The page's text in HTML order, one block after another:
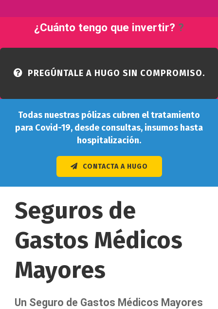
¿Cuánto tengo que invertir? ?
PREGÚNTALE A HUGO SIN COMPROMISO.
Todas nuestras pólizas cubren el tratamiento
para Covid-19, desde consultas, insumos hasta
hospitalización.
CONTACTA A HUGO
Seguros de
Gastos Médicos
Mayores
Un Seguro de Gastos Médicos Mayores